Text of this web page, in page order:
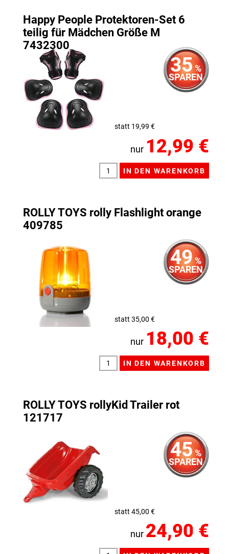
Happy People Protektoren-Set 6
teilig für Mädchen Größe M
7432300
35 %
SPAREN
statt 19,99 €
nur 12,99 €
ROLLY TOYS rolly Flashlight orange
409785
49 %
SPAREN
statt 35,00 €
nur 18,00 €
ROLLY TOYS rollyKid Trailer rot
121717
45 %
SPAREN
statt 45,00 €
nur 24,90 €